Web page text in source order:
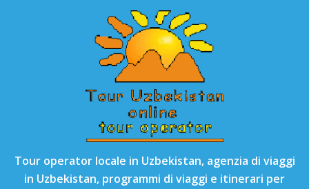
Tour operator locale in Uzbekistan, agenzia di viaggi
in Uzbekistan, programmi di viaggi e itinerari per